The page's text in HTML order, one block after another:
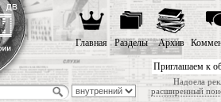
Приглашаем к
Надоела
расширенный
Главная Разделы Архив